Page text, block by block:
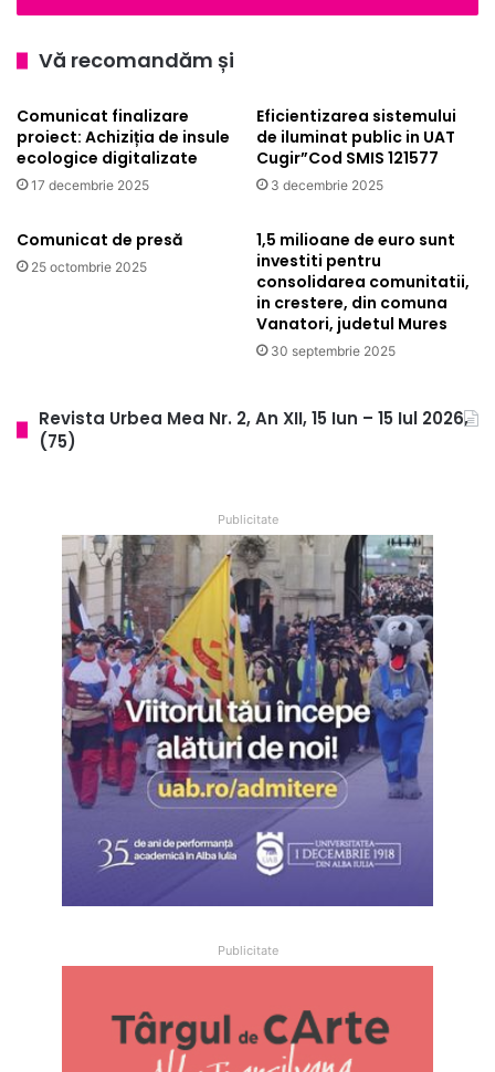
Vă recomandăm și
Comunicat finalizare
proiect: Achiziția de insule
ecologice digitalizate
17 decembrie 2025
Eficientizarea sistemului
de iluminat public in UAT
Cugir”Cod SMIS 121577
3 decembrie 2025
Comunicat de presă
25 octombrie 2025
1,5 milioane de euro sunt
investiti pentru
consolidarea comunitatii,
in crestere, din comuna
Vanatori, judetul Mures
30 septembrie 2025
Revista Urbea Mea Nr. 2, An XII, 15 Iun – 15 Iul 2026,
(75)
Publicitate
Publicitate